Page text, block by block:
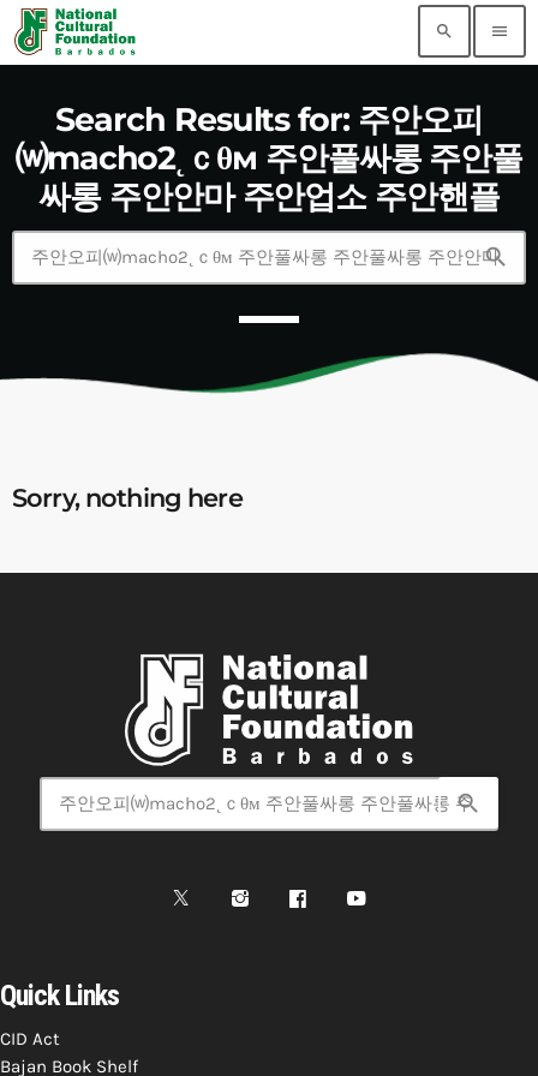
search menu
Search Results for: 주안오피
⒲macho2˛ｃθм 주안풀싸롱 주안풀
싸롱 주안안마 주안업소 주안핸플
search
Sorry, nothing here
search
Quick Links
CID Act
Bajan Book Shelf